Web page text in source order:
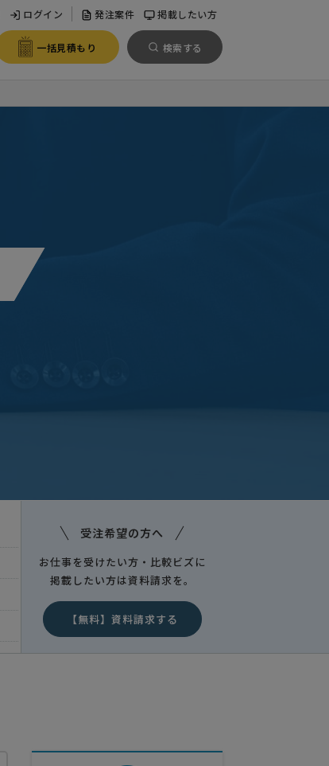
ログイン 発注案件 掲載したい方
一括見積もり 検索する
受注希望の方へ
お仕事を受けたい方・比較ビズに
掲載したい方は資料請求を。
【無料】資料請求する